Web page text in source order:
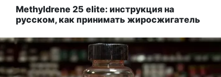
Methyldrene 25 elite: инструкция на
русском, как принимать жиросжигатель